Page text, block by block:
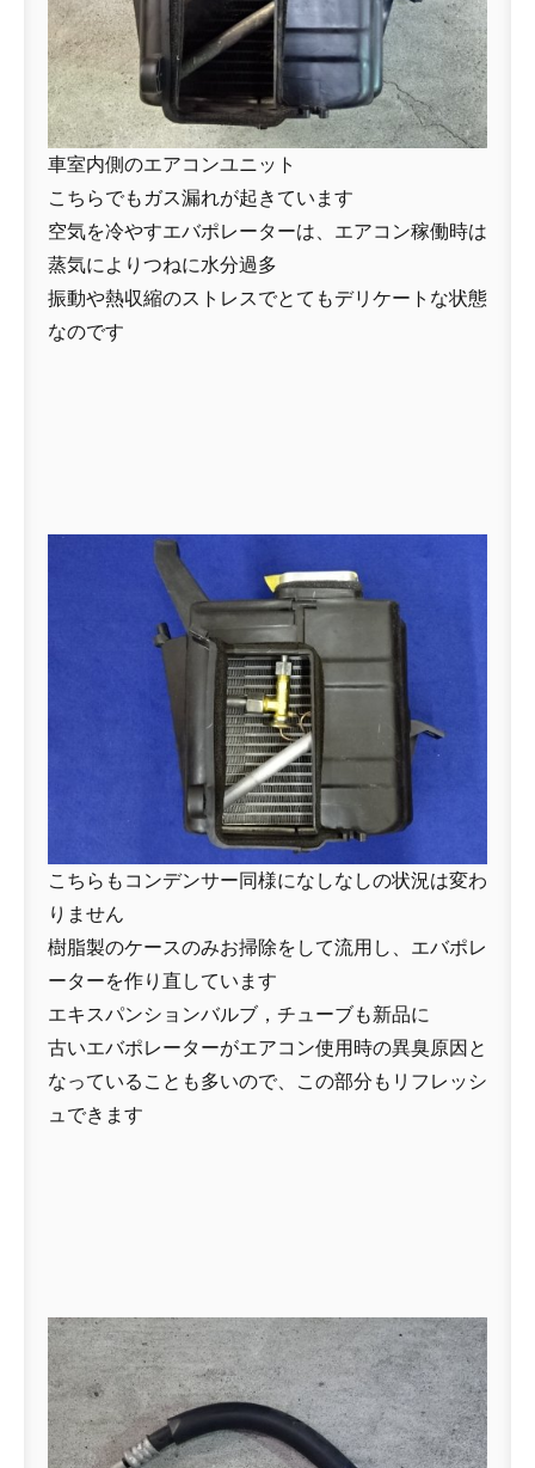
車室内側のエアコンユニット
こちらでもガス漏れが起きています
空気を冷やすエバポレーターは、エアコン稼働時は
蒸気によりつねに水分過多
振動や熱収縮のストレスでとてもデリケートな状態
なのです
こちらもコンデンサー同様になしなしの状況は変わ
りません
樹脂製のケースのみお掃除をして流用し、エバポレ
ーターを作り直しています
エキスパンションバルブ，チューブも新品に
古いエバポレーターがエアコン使用時の異臭原因と
なっていることも多いので、この部分もリフレッシ
ュできます